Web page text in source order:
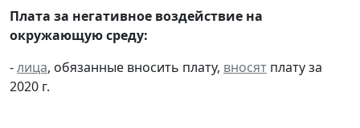
Плата за негативное воздействие на
окружающую среду:
-лица, обязанные вносить плату, вносят плату за
2020 г.